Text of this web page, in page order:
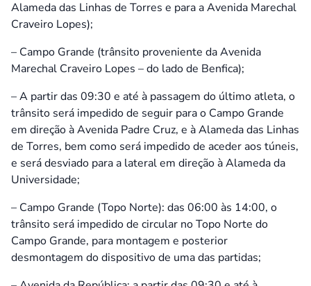
Alameda das Linhas de Torres e para a Avenida Marechal
Craveiro Lopes);
– Campo Grande (trânsito proveniente da Avenida
Marechal Craveiro Lopes – do lado de Benfica);
– A partir das 09:30 e até à passagem do último atleta, o
trânsito será impedido de seguir para o Campo Grande
em direção à Avenida Padre Cruz, e à Alameda das Linhas
de Torres, bem como será impedido de aceder aos túneis,
e será desviado para a lateral em direção à Alameda da
Universidade;
– Campo Grande (Topo Norte): das 06:00 às 14:00, o
trânsito será impedido de circular no Topo Norte do
Campo Grande, para montagem e posterior
desmontagem do dispositivo de uma das partidas;